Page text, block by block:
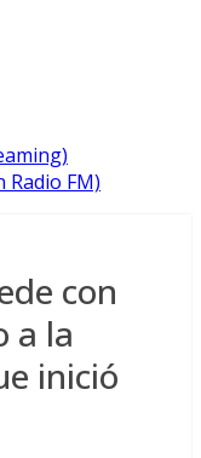
FM)
con
a la
inició